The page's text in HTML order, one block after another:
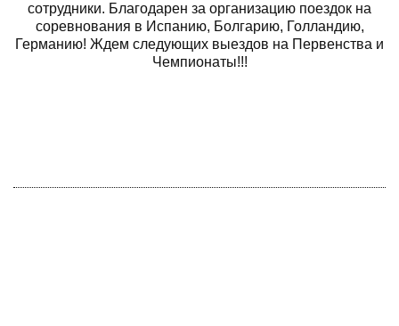
сотрудники. Благодарен за организацию поездок на
соревнования в Испанию, Болгарию, Голландию,
Германию! Ждем следующих выездов на Первенства и
Чемпионаты!!!